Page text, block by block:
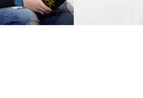
FOTO